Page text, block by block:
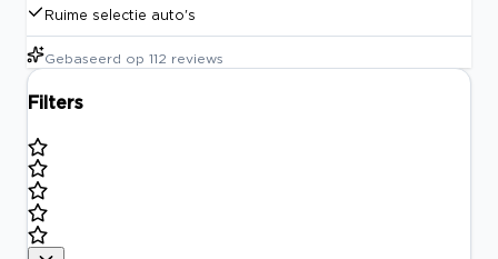
Ruime selectie auto's
Gebaseerd op 112 reviews
Filters